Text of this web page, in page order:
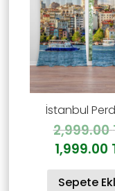
İstanbul
2,999.00
1,999.00
Sepete